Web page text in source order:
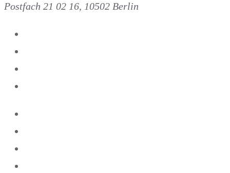
Postfach 21 02 16, 10502 Berlin